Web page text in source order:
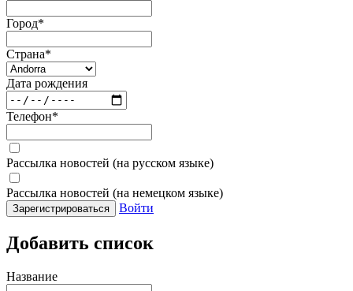
Город*
Страна*
Дата рождения
Телефон*
Рассылка новостей (на русском языке)
Рассылка новостей (на немецком языке)
Зарегистрироваться Войти
Добавить список
Название